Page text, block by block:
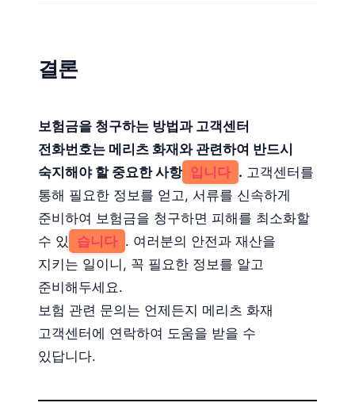
결론
보험금을 청구하는 방법과 고객센터
전화번호는 메리츠 화재와 관련하여 반드시
숙지해야 할 중요한 사항 입니다 . 고객센터를
통해 필요한 정보를 얻고, 서류를 신속하게
준비하여 보험금을 청구하면 피해를 최소화할
수 있
습니다 . 여러분의 안전과 재산을
지키는 일이니, 꼭 필요한 정보를 알고
준비해두세요.
보험 관련 문의는 언제든지 메리츠 화재
고객센터에 연락하여 도움을 받을 수
있답니다.